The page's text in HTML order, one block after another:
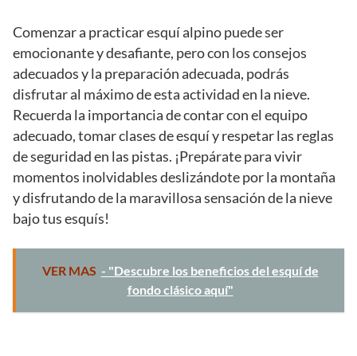
Comenzar a practicar esquí alpino puede ser
emocionante y desafiante, pero con los consejos
adecuados y la preparación adecuada, podrás
disfrutar al máximo de esta actividad en la nieve.
Recuerda la importancia de contar con el equipo
adecuado, tomar clases de esquí y respetar las reglas
de seguridad en las pistas. ¡Prepárate para vivir
momentos inolvidables deslizándote por la montaña
y disfrutando de la maravillosa sensación de la nieve
bajo tus esquís!
VER MAS - "Descubre los beneficios del esquí de
fondo clásico aquí"